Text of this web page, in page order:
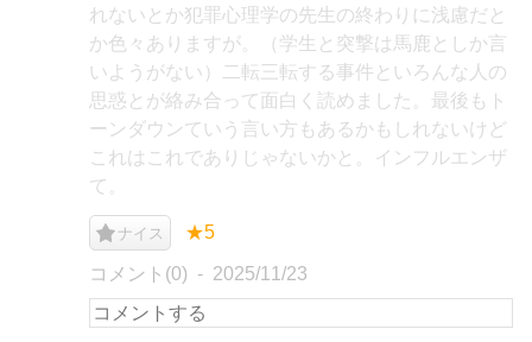
れないとか犯罪心理学の先生の終わりに浅慮だと
か色々ありますが。（学生と突撃は馬鹿としか言
いようがない）二転三転する事件といろんな人の
思惑とが絡み合って面白く読めました。最後もト
ーンダウンていう言い方もあるかもしれないけど
これはこれでありじゃないかと。インフルエンザ
て。
ナイス ★5
コメント(0) 2025/11/23